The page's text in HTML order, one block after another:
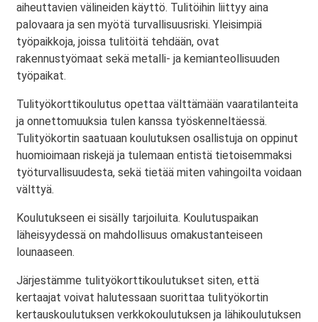
aiheuttavien välineiden käyttö. Tulitöihin liittyy aina
palovaara ja sen myötä turvallisuusriski. Yleisimpiä
työpaikkoja, joissa tulitöitä tehdään, ovat
rakennustyömaat sekä metalli- ja kemianteollisuuden
työpaikat.
Tulityökorttikoulutus opettaa välttämään vaaratilanteita
ja onnettomuuksia tulen kanssa työskenneltäessä.
Tulityökortin saatuaan koulutuksen osallistuja on oppinut
huomioimaan riskejä ja tulemaan entistä tietoisemmaksi
työturvallisuudesta, sekä tietää miten vahingoilta voidaan
välttyä.
Koulutukseen ei sisälly tarjoiluita. Koulutuspaikan
läheisyydessä on mahdollisuus omakustanteiseen
lounaaseen.
Järjestämme tulityökorttikoulutukset siten, että
kertaajat voivat halutessaan suorittaa tulityökortin
kertauskoulutuksen verkkokoulutuksen ja lähikoulutuksen